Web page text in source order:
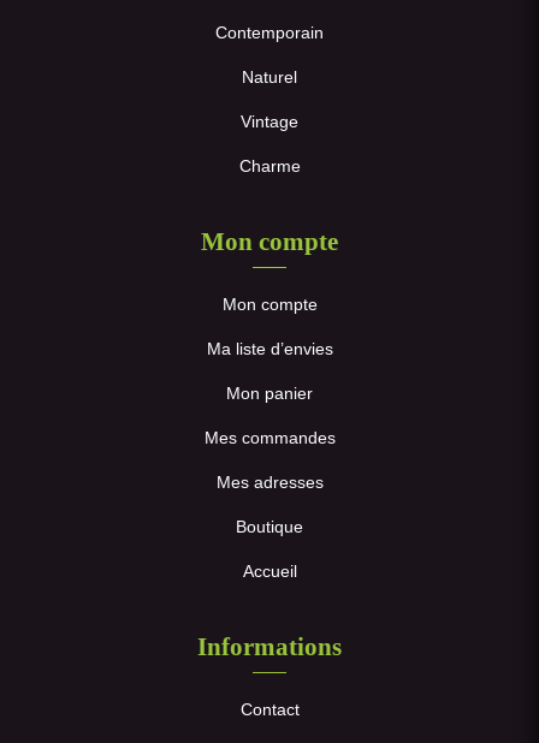
Contemporain
Naturel
Vintage
Charme
Mon compte
Mon compte
Ma liste d’envies
Mon panier
Mes commandes
Mes adresses
Boutique
Accueil
Informations
Contact